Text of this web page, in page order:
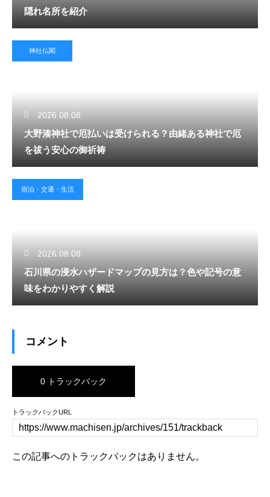
隠れ名所を紹介
神社仏閣
2026.08.08
大野湊神社で厄払いは受けられる？由緒ある神社で厄
を祓う安心の御祈祷
宿泊・交通・生活
2026.08.08
石川県の浸水ハザードマップの見方は？色や記号の意
味をわかりやすく解説
コメント
0 トラックバック
トラックバックURL
この記事へのトラックバックはありません。